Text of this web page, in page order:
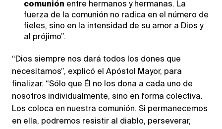
comunión entre hermanos y hermanas. La
fuerza de la comunión no radica en el número de
fieles, sino en la intensidad de su amor a Dios y
al prójimo”.
“Dios siempre nos dará todos los dones que
necesitamos”, explicó el Apóstol Mayor, para
finalizar. “Sólo que Él no los dona a cada uno de
nosotros individualmente, sino en forma colectiva.
Los coloca en nuestra comunión. Si permanecemos
en ella, podremos resistir al diablo, perseverar,